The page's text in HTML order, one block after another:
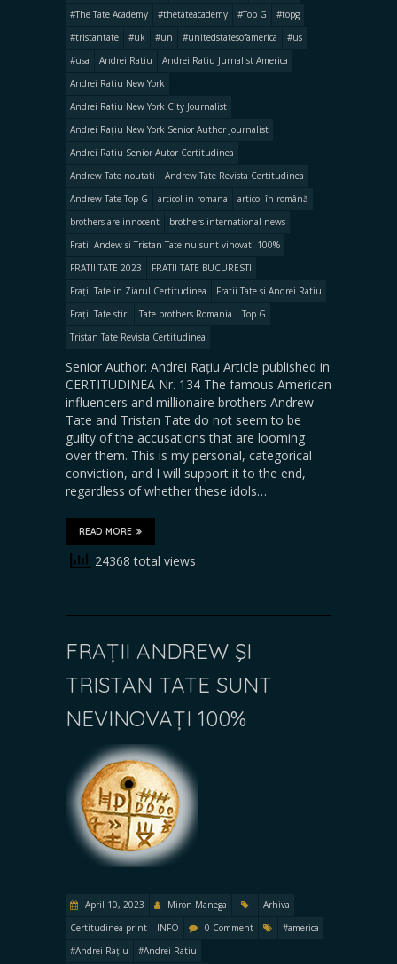
#The Tate Academy
#thetateacademy #Top G
#topg
#tristantate
#uk #un #unitedstatesofamerica
#us
#usa
Andrei Ratiu
Andrei Ratiu Jurnalist America
Andrei Ratiu New York
Andrei Ratiu New York City Journalist
Andrei Rațiu New York Senior Author Journalist
Andrei Ratiu Senior Autor Certitudinea
Andrew Tate noutati
Andrew Tate Revista Certitudinea
Andrew Tate Top G
articol in romana
articol în română
brothers are innocent
brothers international news
Fratii Andew si Tristan Tate nu sunt vinovati 100%
FRATII TATE 2023
FRATII TATE BUCURESTI
Frații Tate in Ziarul Certitudinea
Fratii Tate si Andrei Ratiu
Frații Tate stiri
Tate brothers Romania
Top G
Tristan Tate Revista Certitudinea
Senior Author: Andrei Rațiu Article published in
CERTITUDINEA Nr. 134 The famous American
influencers and millionaire brothers Andrew
Tate and Tristan Tate do not seem to be
guilty of the accusations that are looming
over them. This is my personal, categorical
conviction, and I will support it to the end,
regardless of whether these idols…
READ MORE
24368 total views
FRAȚII ANDREW ŞI
TRISTAN TATE SUNT
NEVINOVAȚI 100%
April 10, 2023 Miron Manega
Arhiva
Certitudinea print
INFO 0 Comment
#america
#Andrei Rațiu
#Andrei Ratiu